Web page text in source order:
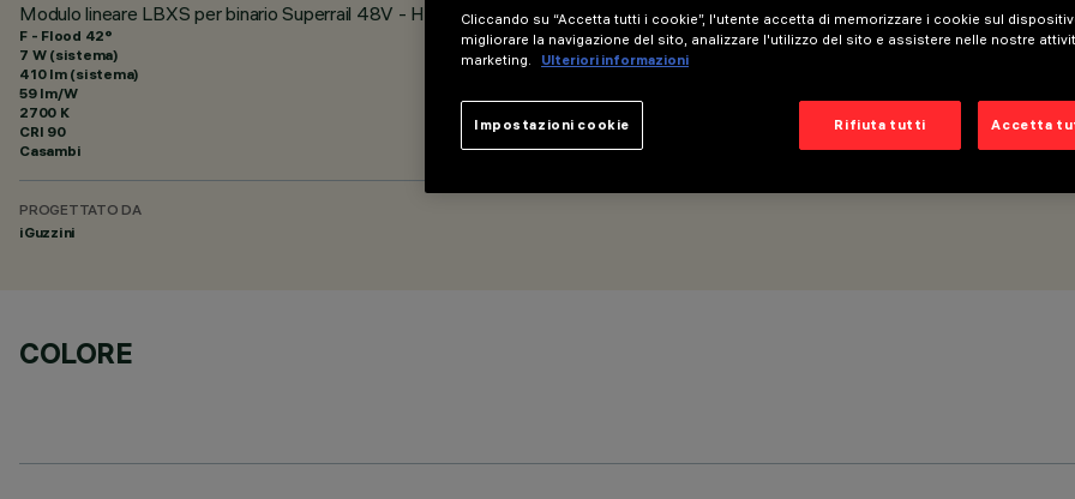
Modulo lineare LBXS per binario Superrail 48V - HC Low Output per fila continua - BLE Casambi - 5 celle
F - Flood 42°
7 W (sistema)
410 lm (sistema)
59 lm/W
2700 K
CRI 90
Casambi
PROGETTATO DA
iGuzzini
COLORE
Cliccando su “Accetta tutti i cookie”, l'utente accetta di memorizzare i cookie sul
migliorare la navigazione del sito, analizzare l'utilizzo del sito e assistere nelle nostre
marketing.
Ulteriori informazioni
Rifiuta tutti Accetta
Impostazioni cookie